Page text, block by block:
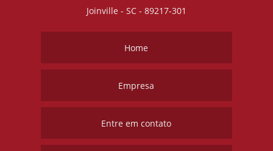
Joinville - SC - 89217-301
Home
Empresa
Entre em contato